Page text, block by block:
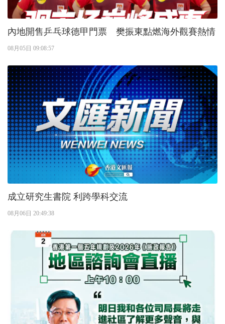
內地開售乒乓球德甲門票 樊振東點燃海外觀賽熱情
08月05日 09:08:57
成立研究生書院 利跨學科交流
08月06日 20:49:38